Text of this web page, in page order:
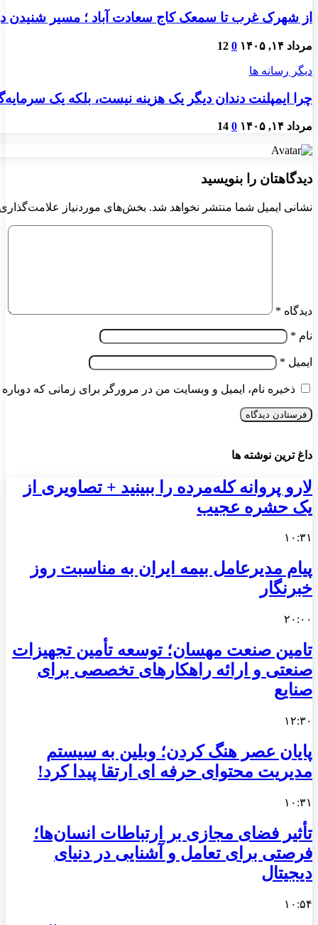
از شهرک غرب تا سمعک کاج سعادت آباد ؛ مسیر شنیدن
مرداد ۱۴, ۱۴۰۵ 0
12
دیگر رسانه ها
چرا ایمپلنت دندان دیگر یک هزینه نیست، بلکه یک
مرداد ۱۴, ۱۴۰۵ 0
14
دیدگاهتان را بنویسید
نشانی ایمیل شما منتشر نخواهد شد. بخش‌های موردنیاز
دیدگاه *
نام *
ایمیل *
ذخیره نام، ایمیل و وبسایت من در مرورگر برای زمانی که
داغ ترین نوشته ها
لارو پروانه کله‌مرده را ببینید + تصاویری از
یک حشره عجیب
۱۰:۳۱
پیام مدیرعامل بیمه ایران به مناسبت روز
خبرنگار
۲۰:۰۰
تامین صنعت مهسان؛ توسعه تأمین تجهیزات
صنعتی و ارائه راهکارهای تخصصی برای
صنایع
۱۲:۳۰
پایان عصر هنگ کردن؛ وبلین به سیستم
مدیریت محتوای حرفه ای ارتقا پیدا کرد!
۱۰:۳۱
تأثیر فضای مجازی بر ارتباطات انسان‌ها؛
فرصتی برای تعامل و آشنایی در دنیای
دیجیتال
۱۰:۵۴